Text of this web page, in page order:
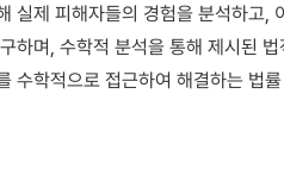
실제 피해자들의 경험을 분석하고,
하며, 수학적 분석을 통해 제시된
수학적으로 접근하여 해결하는 법